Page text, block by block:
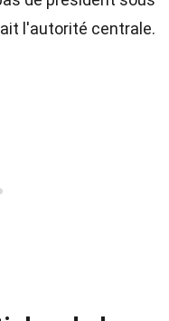
l'autorité centrale.